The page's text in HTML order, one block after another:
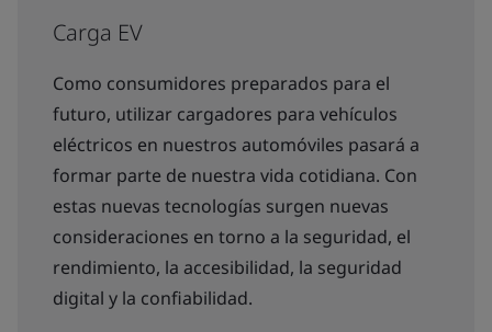
Carga EV
Como consumidores preparados para el
futuro, utilizar cargadores para vehículos
eléctricos en nuestros automóviles pasará a
formar parte de nuestra vida cotidiana. Con
estas nuevas tecnologías surgen nuevas
consideraciones en torno a la seguridad, el
rendimiento, la accesibilidad, la seguridad
digital y la confiabilidad.